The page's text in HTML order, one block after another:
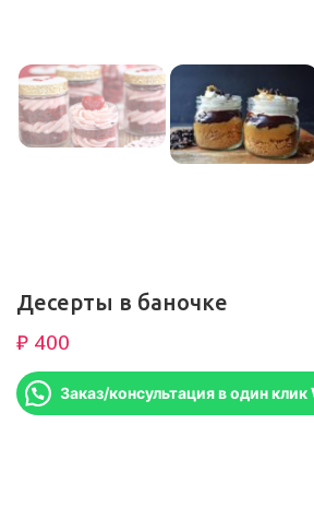
Десерты в баночке
₽
Заказ/консультация в один